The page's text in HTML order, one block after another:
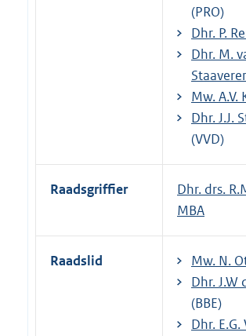
(PRO)
Dhr. P.
Dhr. M.
Mw. A.V.
Dhr. J.J.
(VVD)
Raadsgriffier
Dhr. drs.
MBA
Raadslid Mw. N.
Dhr. J.W
(BBE)
Dhr.